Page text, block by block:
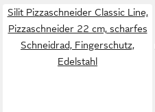
Silit Pizzaschneider Classic Line,
Pizzaschneider 22 cm, scharfes
Schneidrad, Fingerschutz,
Edelstahl